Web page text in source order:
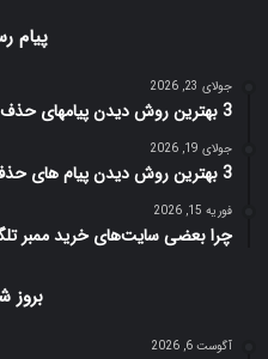
پیام
جولای 23, 2026
3 بهترین روش دیدن پیامهای حذف شده اینستاگرام سامسونگ
جولای 19, 2026
3 بهترین روش دیدن پیام های حذف شده اینستاگرام در ایفون
فوریه 15, 2026
چرا بعضی سایت‌های خرید ممبر
بروز
آگوست 6, 2026